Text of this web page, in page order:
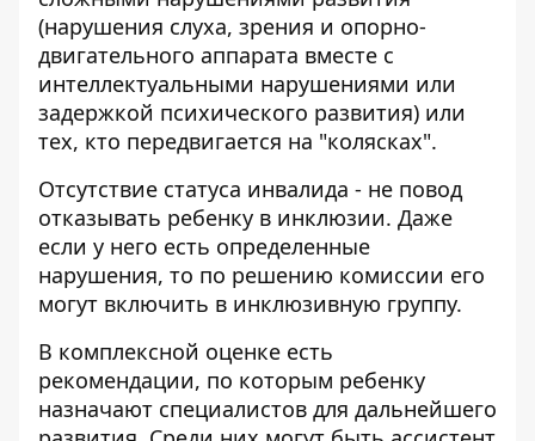
(нарушения слуха, зрения и опорно-
двигательного аппарата вместе с
интеллектуальными нарушениями или
задержкой психического развития) или
тех, кто передвигается на "колясках".
Отсутствие статуса инвалида - не повод
отказывать ребенку в инклюзии. Даже
если у него есть определенные
нарушения, то по решению комиссии его
могут включить в инклюзивную группу.
В комплексной оценке есть
рекомендации, по которым ребенку
назначают специалистов для дальнейшего